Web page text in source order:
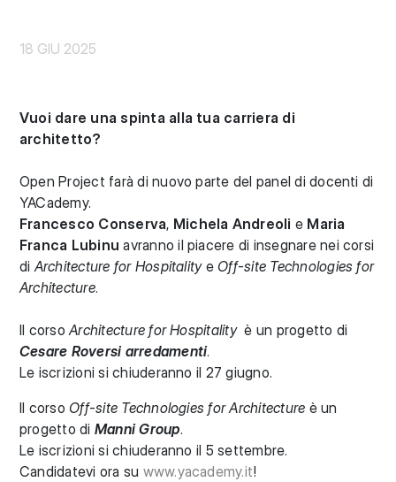
18 GIU 2025
Vuoi dare una spinta alla tua carriera di
architetto?
Open Project farà di nuovo parte del panel di docenti di
YACademy.
Francesco Conserva, Michela Andreoli e Maria
Franca Lubinu avranno il piacere di insegnare nei corsi
diArchitecture for Hospitality e Off-site Technologies for
Architecture.
Il corsoArchitecture for Hospitalityè un progetto di
Cesare Roversi arredamenti.
Le iscrizioni si chiuderanno il 27 giugno.
Il corso Off-site Technologies for Architecture è un
progetto di Manni Group.
Le iscrizioni si chiuderanno il 5 settembre.
Candidatevi ora su www.yacademy.it!